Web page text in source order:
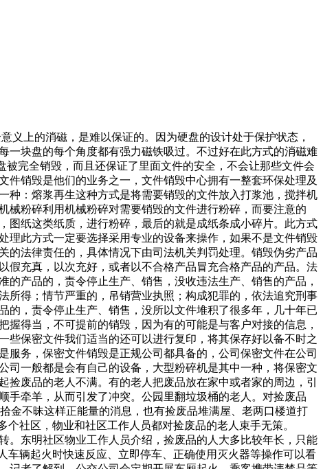
义上的消磁，是难以保证的。因为硬盘的设计处于保护状态，
一块盘的每个角度都有强力磁铁吸过。不过好在此方式的消磁难
完全销毁，而且还保证了里面文件的安全，不会让那些文件会
销毁是他们的业务之一，文件销毁中心拥有一整套环保处理及
种：熔浆再生这种方式是将需要销毁的文件放入打浆池，搅拌机
械粉碎利用机械粉碎对需要销毁的文件进行粉碎，而要注意的
图纸这类纸质，进行粉碎，最后的就是成纸条成小碎片。此方式
理此方式一定要选择采用专业的设备来操作，如果不是文件销毁
法律责任的，具体情况下由司法机关判罚处理。销毁伪劣产品
假充真，以次充好，或者以不合格产品冒充合格产品的产品。法
产品的，责令停止生产、销售，没收违法生产、销售的产品，
所得；情节严重的，吊销营业执照；构成犯罪的，依法追究刑事
，责令停止生产、销售，没所以文件堆积了很多年，几十年已
得当，不可提前的销毁，因为有的可能是与客户对接的信息，
保密文件我们适当的还可以进行复印，将其保存好以备不时之
务，保密文件销毁是正规公司都具备的，公司保密文件在公司
司一般都是会有自己的设备，大型粉碎机是其中一种，将保密文
废品的老人不满。有的老人把废品放在家中或者家的周边，引
手牵羊，从而引发了冲突。公园里翻垃圾桶的老人。对捡废品
不昧这样正能量的消息，也有捡废品堆满屋、老两口楼道打
个社区，物业和社区工作人员都对捡废品的老人束手无策。
。东明社区物业工作人员介绍，捡废品的人大多比较年长，只能
辆起火时快速反应、立即停车、正确使用灭火器等操作可以看